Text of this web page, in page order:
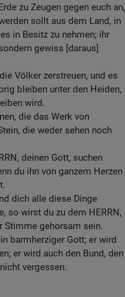
zu Zeugen gegen euch an,
sollt aus dem Land, in
in Besitz zu nehmen; ihr
gewiss [daraus]
Völker zerstreuen, und es
bleiben unter den Heiden,
wird.
die das Werk von
die weder sehen noch
deinen Gott, suchen
du ihn von ganzem Herzen
dich alle diese Dinge
so wirst du zu dem HERRN,
Stimme gehorsam sein.
barmherziger Gott; er wird
er wird auch den Bund, den
vergessen.